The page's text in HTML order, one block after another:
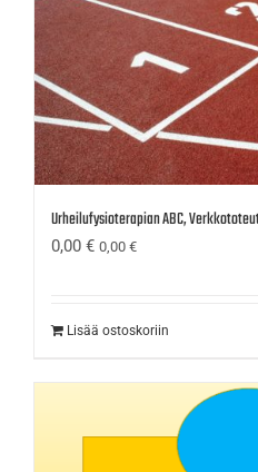
Urheilufysioterapian ABC,
0,00 € 0,00 €
Lisää ostoskoriin